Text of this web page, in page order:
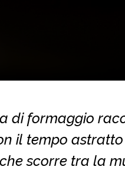
di formaggio
il tempo
scorre tra la